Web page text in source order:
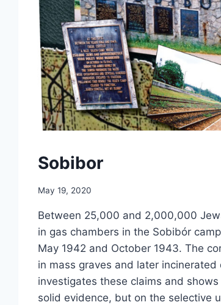
Sobibor
May 19, 2020
Between 25,000 and 2,000,000
in gas chambers in the Sobibór
May 1942 and October 1943. The
in mass graves and later incinerated
investigates these claims and
solid evidence, but on the selective